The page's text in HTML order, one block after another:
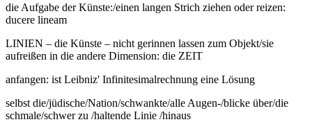
die Aufgabe der Künste:/einen langen Strich ziehen oder reizen:
ducere lineam
LINIEN – die Künste – nicht gerinnen lassen zum Objekt/sie
aufreißen in die andere Dimension: die ZEIT
anfangen: ist Leibniz' Infinitesimalrechnung eine Lösung
selbst die/jüdische/Nation/schwankte/alle Augen-/blicke über/die
schmale/schwer zu /haltende Linie /hinaus